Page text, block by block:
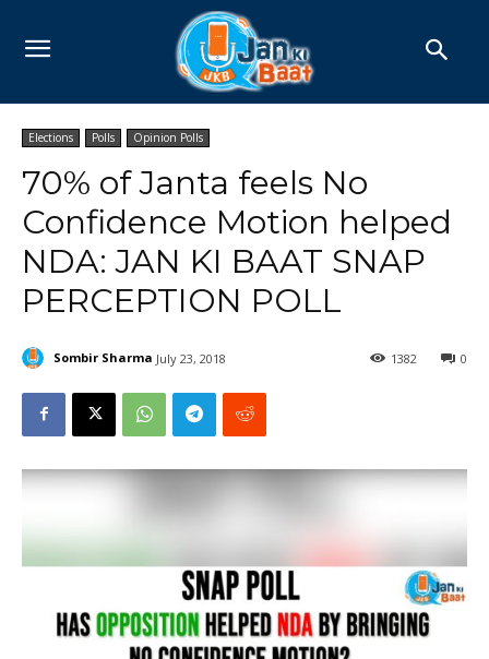
Elections Polls Opinion Polls
70% of Janta feels No
Confidence Motion helped
NDA: JAN KI BAAT SNAP
PERCEPTION POLL
Sombir Sharma July 23, 2018 0
1382